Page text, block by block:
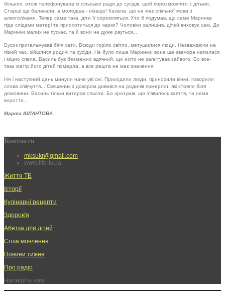
більних, отож телефонувала із сільської ради до сусідів, щоб порозмовляти з дітьми.
Старші ще балакали, а молодша - нізащо! Казала, що не має спільної мови з
алкоголіками. Тепер сама така, діти її соромляться. Хто б подумав, що саме Маринка
піде слідами матері та при­охотиться до чарки? Чоловіки залишив, дітей виховує сам. До
Маринки малих не пускає, та й вони не дуже рвуться...
Бусик пригальмував біля хати. Всюди горіло світло, метушилися люди. Незважаючи на
пізній час, зійшлися родичі та сусіди. Не було лише Маринки: вона ще звечора напилася
і міцно спала. Василь був безмежно вдячний, що ніхто не запитував зайвого. Бо все-
таки матір його дітей померла, а все решта не має значення.
Ніч і наступний день минули наче уві сні. Приходили люди, приносили вінки, говорили
слова співчуття... Священик з докором дивився на родичів померлої, які стояли біля
домовини. Василь тільки витирав сльози. Бо зрозумів, що з'явилось каяття, та нема
вороття...
Марта ЮЛАНТОВА
Контакти
mksukr@gmail.com
www.life-tv.ua
Життя ТБ
Історії
Кулінарні рецепти
Здоров'я
Абетка для дітей
Сітка мовлення
Новини тижня
Про радіо
Напишіть нам